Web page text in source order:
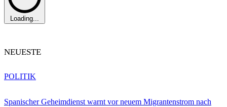
Loading...
NEUESTE
Spanischer Geheimdienst warnt vor neuem Migrantenstrom nach
POLITIK